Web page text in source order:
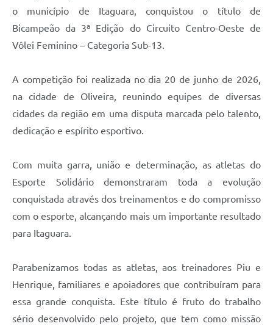
o município de Itaguara, conquistou o título de
Bicampeão da 3ª Edição do Circuito Centro-Oeste de
Vôlei Feminino – Categoria Sub-13.
A competição foi realizada no dia 20 de junho de 2026,
na cidade de Oliveira, reunindo equipes de diversas
cidades da região em uma disputa marcada pelo talento,
dedicação e espírito esportivo.
Com muita garra, união e determinação, as atletas do
Esporte Solidário demonstraram toda a evolução
conquistada através dos treinamentos e do compromisso
com o esporte, alcançando mais um importante resultado
para Itaguara.
Parabenizamos todas as atletas, aos treinadores Piu e
Henrique, familiares e apoiadores que contribuíram para
essa grande conquista. Este título é fruto do trabalho
sério desenvolvido pelo projeto, que tem como missão